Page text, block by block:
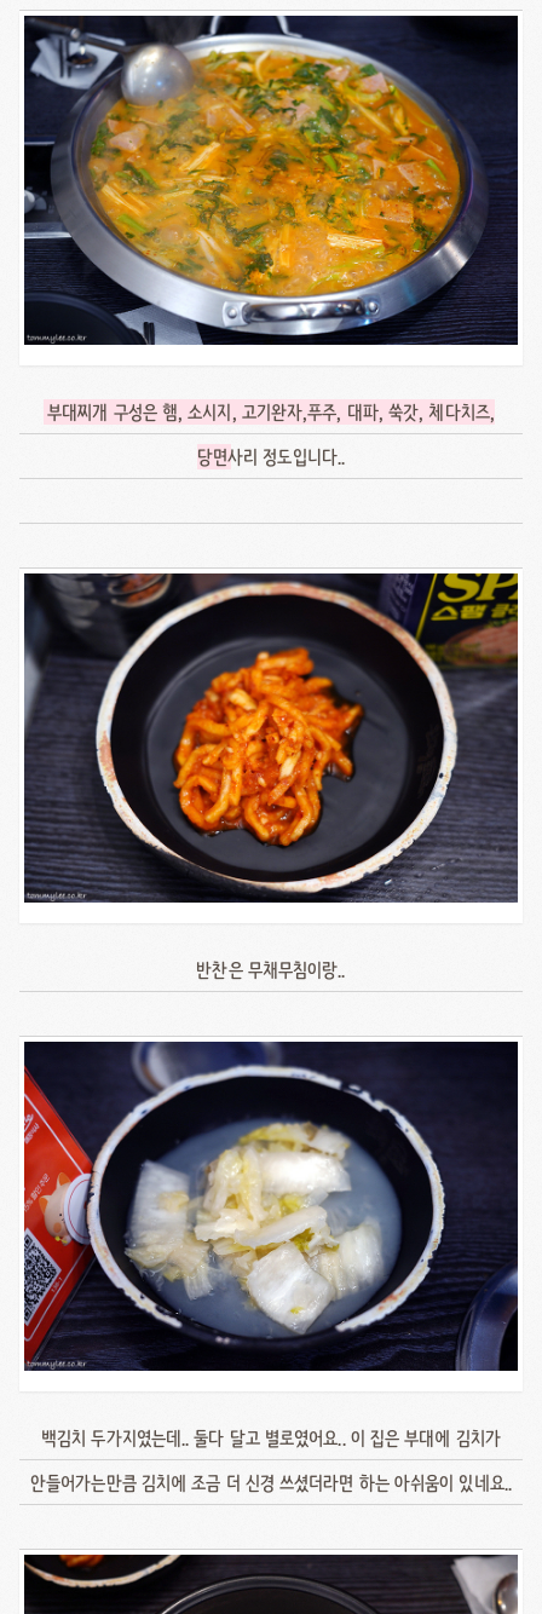
부대찌개 구성은 햄, 소시지, 고기완자,푸주, 대파, 쑥갓, 체다치즈,
당면사리 정도입니다..
반찬은 무채무침이랑..
백김치 두가지였는데.. 둘다 달고 별로였어요.. 이 집은 부대에 김치가
안들어가는만큼 김치에 조금 더 신경 쓰셨더라면 하는 아쉬움이 있네요..